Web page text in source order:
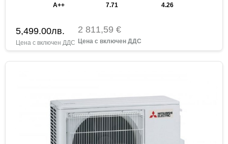
A++ 7.71 4.26
5,499.00лв. 2 811,59 €